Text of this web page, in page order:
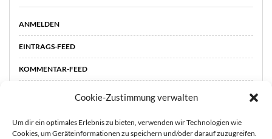
Cookie-Zustimmung verwalten
Um dir ein optimales Erlebnis zu bieten, verwenden wir Technologien wie
Cookies, um Geräteinformationen zu speichern und/oder darauf zuzugreifen.
ANMELDEN
EINTRAGS-FEED
KOMMENTAR-FEED